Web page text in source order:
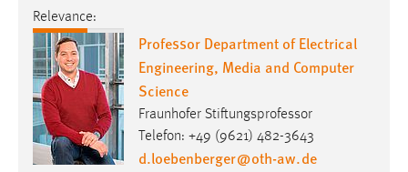
Relevance:
Professor Department of Electrical
Engineering, Media and Computer
Science
Fraunhofer Stiftungsprofessor
Telefon: +49 (9621) 482-3643
d.loebenberger@oth-aw.de